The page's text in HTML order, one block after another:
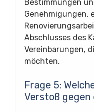
Bestimmungen
Genehmigungen,
Abschlusses des
Vereinbarungen,
möchten.
Frage 5:
Verstoß